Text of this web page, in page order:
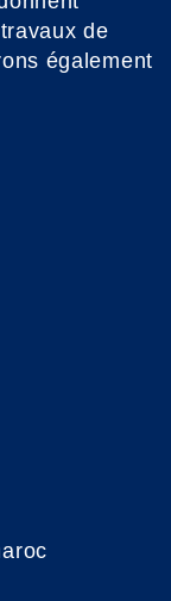
de
également